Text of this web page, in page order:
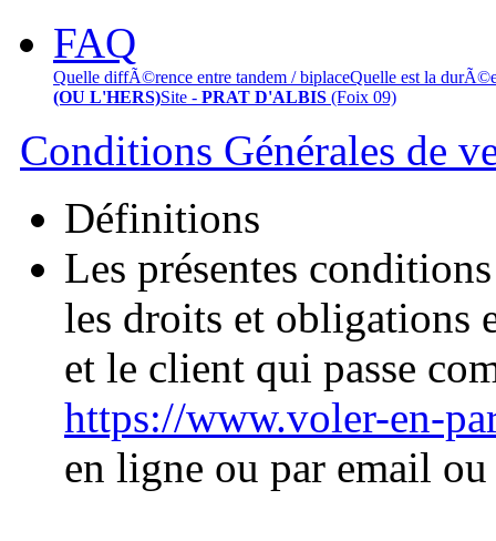
FAQ
Quelle diffÃ©rence entre tandem / biplaceQuelle est la
(OU L'HERS)Site - PRAT D'ALBIS (Foix 09)
Conditions Générales de
Définitions
Les présentes
les droits et obligations
et le client qui passe
https://www.voler-en-
en ligne ou par email